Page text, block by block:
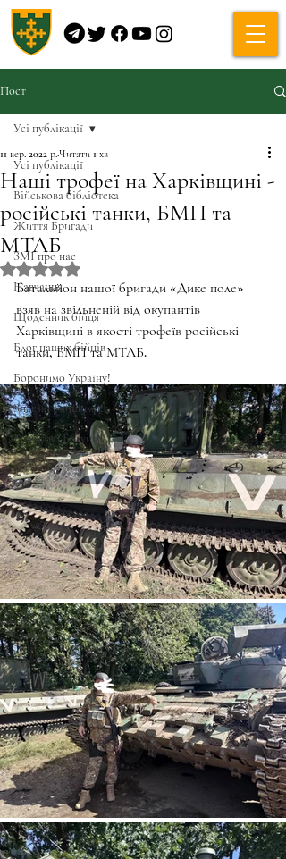
Пост
Усі публікації
Військова бібліотека
Життя Бригади
ЗМІ про нас
Навчання
Щоденник бійця
Блог наших бійців
Боронимо Україну!
Знаємо і нищимо!
Братство Богуна
Усі публікації
Наші трофеї на Харківщині -
російські танки, БМП та
МТЛБ
11 вер. 2022 р.Читати 1 хв
Оцінка: NaN з 5 зірок.
Батальйон нашої бригади «Дике поле»
взяв на звільненій від окупантів
Харківщині в якості трофеїв російські
танки, БМП та МТЛБ.